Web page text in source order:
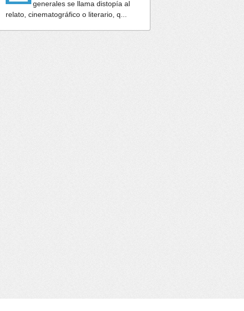
generales se llama distopía al
relato, cinematográfico o literario, q...